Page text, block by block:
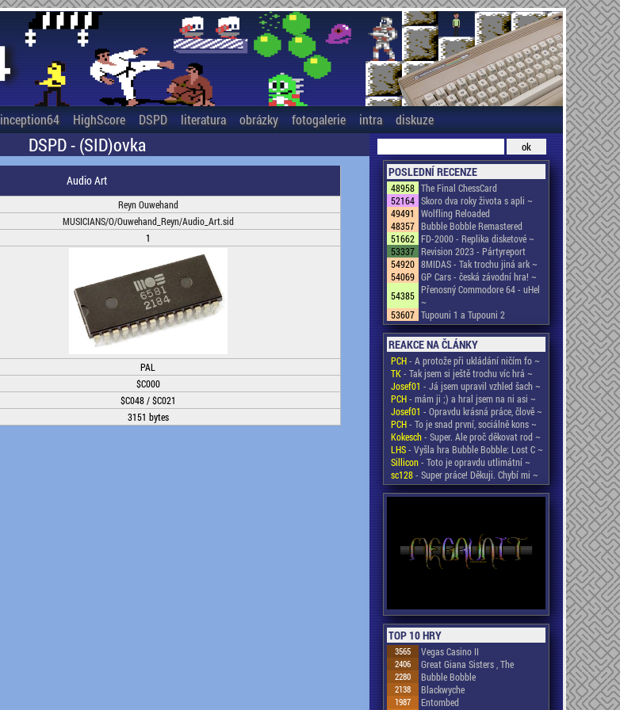
inception64 HighScore DSPD literatura obrázky fotogalerie intra diskuze
DSPD - (SID)ovka
Audio Art
Reyn Ouwehand
MUSICIANS/O/Ouwehand_Reyn/Audio_Art.sid
1
PAL
$C000
$C048 / $C021
3151 bytes
POSLEDNÍ RECENZE
48958 The Final ChessCard
52164 Skoro dva roky života s apli ~
49491
Wolfling Reloaded
48357 Bubble Bobble Remastered
51662 FD-2000 - Replika disketové ~
53337 Revision 2023 - Pártyreport
54920 8MIDAS - Tak trochu jiná ark ~
54069 GP Cars - česká závodní hra! ~
54385 Přenosný Commodore 64 - uHel
~
53607 Tupouni 1 a Tupouni 2
REAKCE NA ČLÁNKY
PCH- A protože při ukládání ničím fo ~
TK- Tak jsem si ještě trochu víc hrá ~
Josef01 - Já jsem upravil vzhled šach ~
PCH- mám ji ;) a hral jsem na ni asi ~
Josef01 - Opravdu krásná práce, člově ~
PCH- To je snad první, sociálně kons ~
Kokesch- Super. Ale proč děkovat rod ~
LHS- Vyšla hra Bubble Bobble: Lost C ~
Sillicon- Toto je opravdu utlimátní ~
sc128- Super práce! Děkuji. Chybí mi ~
TOP 10 HRY
3565 Vegas Casino II
2406 Great Giana Sisters , The
2280 Bubble Bobble
2138 Blackwyche
1987 Entombed